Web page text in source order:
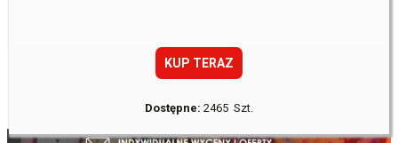
KUP TERAZ
Dostępne: 2465 Szt.